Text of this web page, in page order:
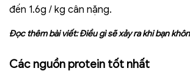
đến 1.6g / kg cân nặng.
Đọc thêm bài viết:Điều gì sẽ xảy ra khi bạn
Các nguồn protein tốt nhất